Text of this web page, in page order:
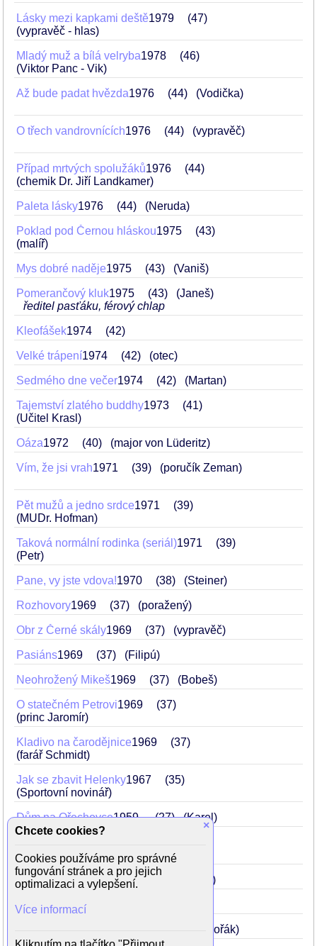
Lásky mezi kapkami deště1979
47
(vypravěč - hlas)
Mladý muž a bílá velryba1978
46
(Viktor Panc - Vik)
Až bude padat hvězda1976 44 (Vodička)
O třech vandrovnících1976 44 (vypravěč)
Případ mrtvých spolužáků1976
44
(chemik Dr. Jiří Landkamer)
Paleta lásky1976 44 (Neruda)
Poklad pod Černou hláskou1975
43
(malíř)
Mys dobré naděje1975 43 (Vaniš)
Pomerančový kluk1975 43
(Janeš)
ředitel pasťáku, férový chlap
Kleofášek1974 42
Velké trápení1974 42 (otec)
Sedmého dne večer1974 42 (Martan)
Tajemství zlatého buddhy1973
41
(Učitel Krasl)
Oáza1972 40 (major von Lüderitz)
Vím, že jsi vrah1971 39 (poručík Zeman)
Pět mužů a jedno srdce1971
39
(MUDr. Hofman)
Taková normální rodinka (seriál)1971
39
(Petr)
Pane, vy jste vdova!1970 38 (Steiner)
Rozhovory1969 37 (poražený)
Obr z Černé skály1969 37 (vypravěč)
Pasiáns1969 37 (Filipú)
Neohrožený Mikeš1969 37 (Bobeš)
O statečném Petrovi1969
37
(princ Jaromír)
Kladivo na čarodějnice1969
37
(farář Schmidt)
Jak se zbavit Helenky1967
35
(Sportovní novinář)
Dům na Ořechovce1959 . 27 (Karel)
(František Pastyřík zvaný Fredy)
Žižkovská romance1958 (Mirek)
Sny na neděli1958
(Antonín Dvořák)
×
Chcete cookies?
Cookies používáme pro správné
fungování stránek a pro jejich
optimalizaci a vylepšení.
Více informací